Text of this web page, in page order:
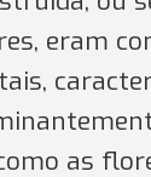
eram
as